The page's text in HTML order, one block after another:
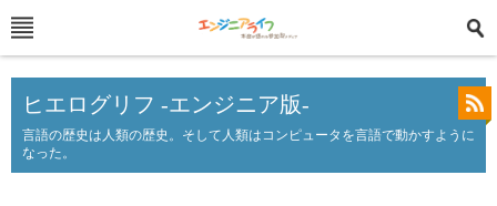
ヒエログリフ -エンジニア版-
言語の歴史は人類の歴史。そして人類はコンピュータを言語で動かすように
なった。